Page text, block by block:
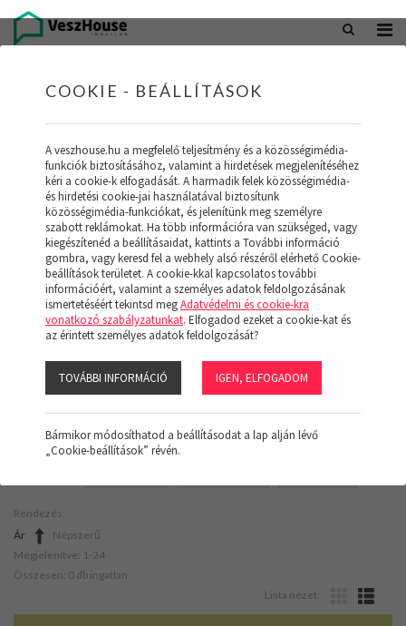
office@veszhouse.hu +36 20 402 5098
INGATLAN KÉSZLETÜNK
(19)
Szűrő megjelenítése
Rendezés:
Ár
Népszerű
Megjelenítve: 1-24
Összesen: 0 db ingatlan
Lista nézet:
COOKIE - BEÁLLÍTÁSOK
A veszhouse.hu a megfelelő teljesítmény és a közösségimédia-
funkciók biztosításához, valamint a hirdetések megjelenítéséhez
kéri a cookie-k elfogadását. A harmadik felek közösségimédia-
és hirdetési cookie-jai használatával biztosítunk
közösségimédia-funkciókat, és jelenítünk meg személyre
szabott reklámokat. Ha több információra van szükséged, vagy
kiegészítenéd a beállításaidat, kattints a További információ
gombra, vagy keresd fel a webhely alsó részéről elérhető Cookie-
beállítások területet. A cookie-kkal kapcsolatos további
információért, valamint a személyes adatok feldolgozásának
ismertetéséért tekintsd megAdatvédelmi és cookie-kra
vonatkozó szabályzatunkat. Elfogadod ezeket a cookie-kat és
az érintett személyes adatok feldolgozását?
TOVÁBBI INFORMÁCIÓ IGEN, ELFOGADOM
Bármikor módosíthatod a beállításodat a lap alján lévő
„Cookie-beállítások” révén.